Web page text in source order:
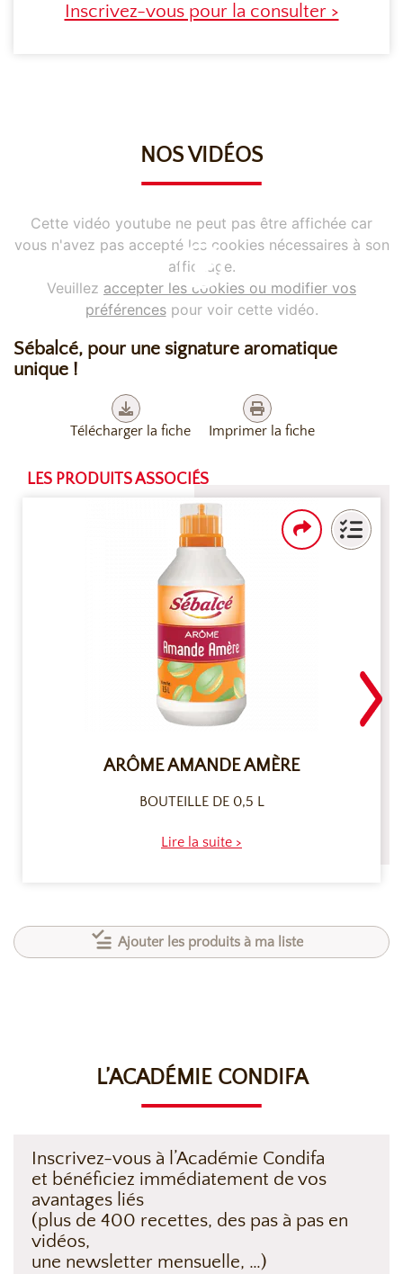
Inscrivez-vous pour la consulter >
NOS VIDÉOS
Cette vidéo youtube ne peut pas être affichée car
vous n'avez pas accepté les cookies nécessaires à son
affichage.
Veuillez accepter les cookies ou modifier vos
préférencespour voir cette vidéo.
Sébalcé, pour une signature aromatique
unique !
Télécharger la fiche Imprimer la fiche
LES PRODUITS ASSOCIÉS
ARÔME AMANDE AMÈRE
BOUTEILLE DE 0,5 L
Lire la suite >
Ajouter les produits à ma liste
L’ACADÉMIE CONDIFA
Inscrivez-vous à l’Académie Condifa
et bénéficiez immédiatement de vos
avantages liés
(plus de 400 recettes, des pas à pas en
vidéos,
une newsletter mensuelle, …)